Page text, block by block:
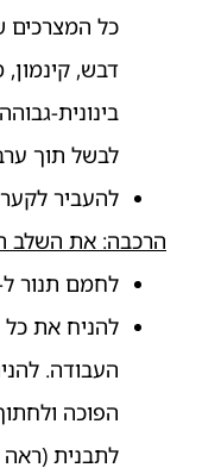
כל המצרכים
דבש,
בינונית-
לבשל תוך ערבוב כ-2-3 דקות
להעביר
הרכבה: את השלב
לחמם תנור ל-200
להניח את
העבודה.
הפוכה
לתבנית (ראה